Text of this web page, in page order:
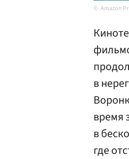
Amazon
в
время
в
где